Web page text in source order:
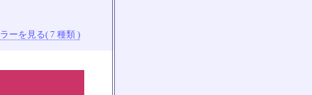
ーを見る( 7 種類 )